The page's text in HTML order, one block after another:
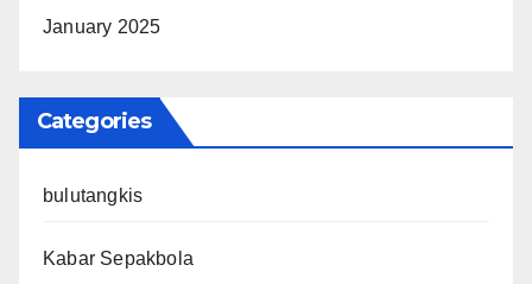
January 2025
Categories
bulutangkis
Kabar Sepakbola